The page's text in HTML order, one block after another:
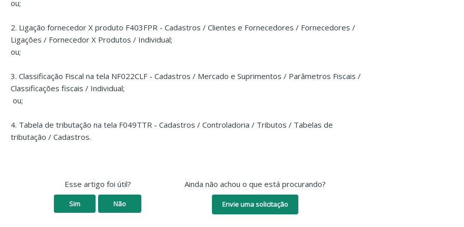
ou;
2. Ligação fornecedor X produto F403FPR - Cadastros / Clientes e Fornecedores / Fornecedores /
Ligações / Fornecedor X Produtos / Individual;
ou;
3. Classificação Fiscal na tela NF022CLF - Cadastros / Mercado e Suprimentos / Parâmetros Fiscais /
Classificações fiscais / Individual;
ou;
4. Tabela de tributação na tela F049TTR - Cadastros / Controladoria / Tributos / Tabelas de
tributação / Cadastros.
Esse artigo foi útil?
Sim Não
Ainda não achou o que está procurando?
Envie uma solicitação